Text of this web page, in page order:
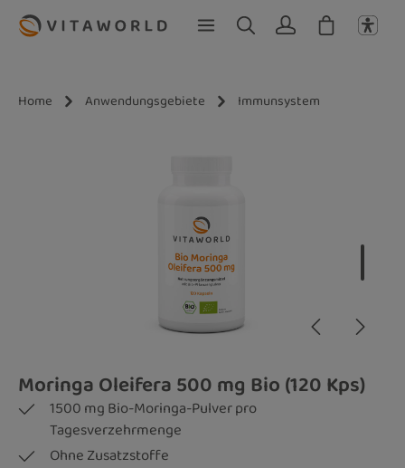
Zum Hauptinhalt springen
Home Anwendungsgebiete Immunsystem
Moringa Oleifera 500 mg Bio (120 Kps)
1500 mg Bio-Moringa-Pulver pro
Tagesverzehrmenge
Ohne Zusatzstoffe